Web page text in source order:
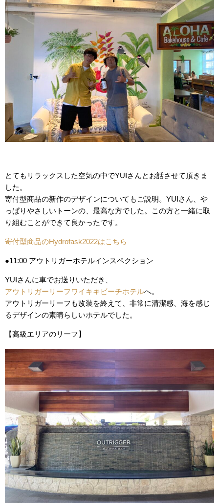
とてもリラックスした空気の中でYUIさんとお話させて頂きま
した。
寄付型商品の新作のデザインについてもご説明。YUIさん、や
っぱりやさしいトーンの、最高な方でした。この方と一緒に取
り組むことができて良かったです。
寄付型商品のHydrofask2022はこちら
●11:00 アウトリガーホテルインスペクション
YUIさんに車でお送りいただき、
アウトリガーリーフワイキキビーチホテルへ。
アウトリガーリーフも改装を終えて、非常に清潔感、海を感じ
るデザインの素晴らしいホテルでした。
【高級エリアのリーフ】